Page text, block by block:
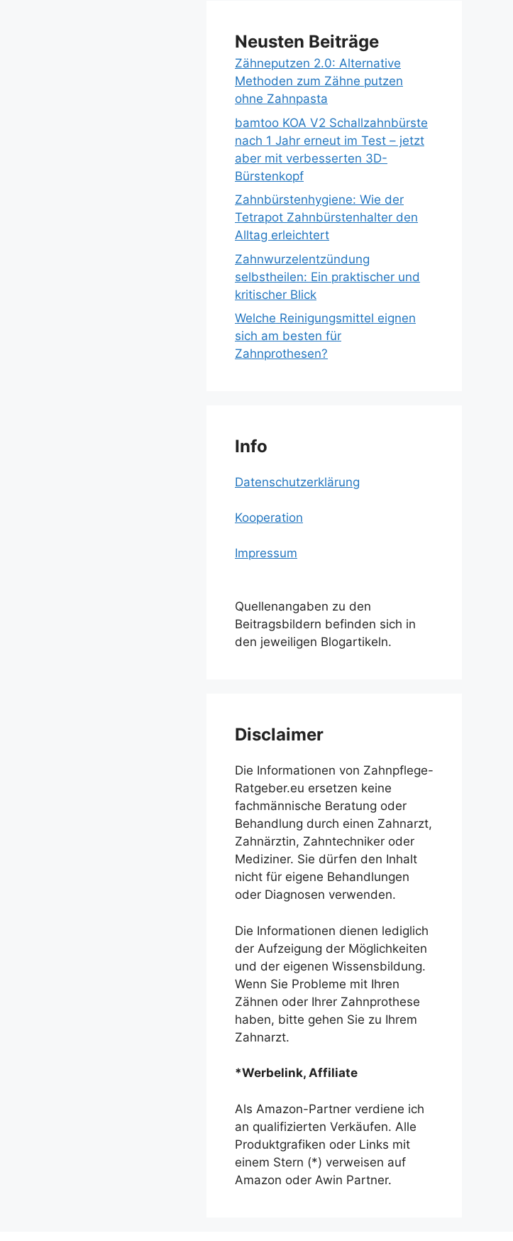
Neusten Beiträge
Zähneputzen 2.0: Alternative
Methoden zum Zähne putzen
ohne Zahnpasta
bamtoo KOA V2 Schallzahnbürste
nach 1 Jahr erneut im Test – jetzt
aber mit verbesserten 3D-
Bürstenkopf
Zahnbürstenhygiene: Wie der
Tetrapot Zahnbürstenhalter den
Alltag erleichtert
Zahnwurzelentzündung
selbstheilen: Ein praktischer und
kritischer Blick
Welche Reinigungsmittel eignen
sich am besten für
Zahnprothesen?
Info
Datenschutzerklärung
Kooperation
Impressum
Quellenangaben zu den
Beitragsbildern befinden sich in
den jeweiligen Blogartikeln.
Disclaimer
Die Informationen von Zahnpflege-
Ratgeber.eu ersetzen keine
fachmännische Beratung oder
Behandlung durch einen Zahnarzt,
Zahnärztin, Zahntechniker oder
Mediziner. Sie dürfen den Inhalt
nicht für eigene Behandlungen
oder Diagnosen verwenden.
Die Informationen dienen lediglich
der Aufzeigung der Möglichkeiten
und der eigenen Wissensbildung.
Wenn Sie Probleme mit Ihren
Zähnen oder Ihrer Zahnprothese
haben, bitte gehen Sie zu Ihrem
Zahnarzt.
*Werbelink, Affiliate
Als Amazon-Partner verdiene ich
an qualifizierten Verkäufen. Alle
Produktgrafiken oder Links mit
einem Stern (*) verweisen auf
Amazon oder Awin Partner.